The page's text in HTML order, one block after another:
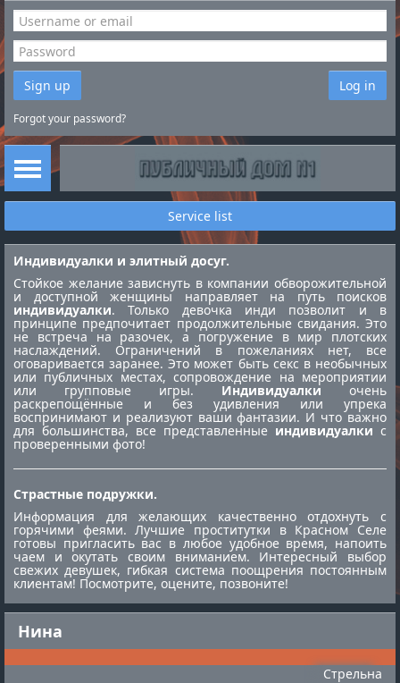
Sign up Log in
Forgot your password?
Service list
Нина
Стрельна
Индивидуалки и элитный досуг.
Стойкое желание зависнуть в компании обворожительной
и доступной женщины направляет на путь поисков
индивидуалки. Только девочка инди позволит и в
принципе предпочитает продолжительные свидания. Это
не встреча на разочек, а погружение в мир плотских
наслаждений. Ограничений в пожеланиях нет, все
оговаривается заранее. Это может быть секс в необычных
или публичных местах, сопровождение на мероприятии
или групповые игры. Индивидуалки очень
раскрепощённые и без удивления или упрека
воспринимают и реализуют ваши фантазии. И что важно
для большинства, все представленные индивидуалки с
проверенными фото!
Страстные подружки.
Информация для желающих качественно отдохнуть с
горячими феями. Лучшиепроститутки в Красном Селе
готовы пригласить вас в любое удобное время, напоить
чаем и окутать своим вниманием. Интересный выбор
свежих девушек, гибкая система поощрения постоянным
клиентам! Посмотрите, оцените, позвоните!